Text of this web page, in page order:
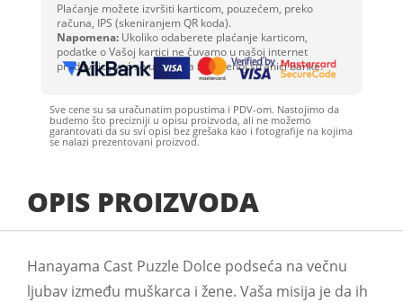
Plaćanje možete izvršiti karticom, pouzećem, preko
računa, IPS (skeniranjem QR koda).
Napomena:Ukoliko odaberete plaćanje karticom,
podatke o Vašoj kartici ne čuvamo u našoj internet
prodavnici, već se unose na zaštićenoj stranici banke.
Sve cene su sa uračunatim popustima i PDV-om. Nastojimo da
budemo što precizniji u opisu proizvoda, ali ne možemo
garantovati da su svi opisi bez grešaka kao i fotografije na kojima
se nalazi prezentovani proizvod.
OPIS PROIZVODA
Hanayama Cast Puzzle Dolce podseća na večnu
ljubav između muškarca i žene. Vaša misija je da ih